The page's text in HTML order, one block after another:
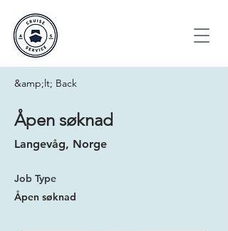
&amp;lt; Back
Åpen søknad
Langevåg, Norge
Job Type
Åpen søknad